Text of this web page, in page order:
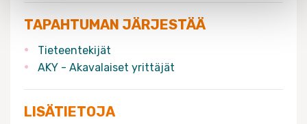
TAPAHTUMAN JÄRJESTÄÄ
Tieteentekijät
AKY - Akavalaiset yrittäjät
LISÄTIETOJA